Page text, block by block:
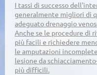
I tassi di successo
generalmente migliori di
adeguato drenaggio
Anche se le procedure di
più facili e richiedere
le amputazioni
lesione da
più difficili.